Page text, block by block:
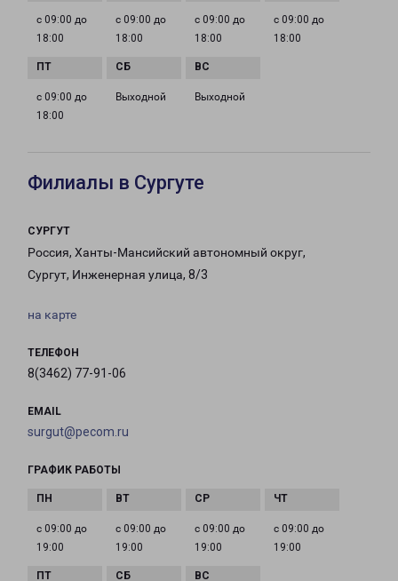
с 09:00 до
18:00
с 09:00 до
18:00
с 09:00 до
18:00
с 09:00 до
18:00
с 09:00 до
18:00
Выходной Выходной
Филиалы в Сургуте
СУРГУТ
Россия, Ханты-Мансийский автономный округ,
Сургут, Инженерная улица, 8/3
на карте
ТЕЛЕФОН
8(3462) 77-91-06
EMAIL
surgut@pecom.ru
ГРАФИК РАБОТЫ
с 09:00 до
19:00
с 09:00 до
19:00
с 09:00 до
19:00
с 09:00 до
19:00